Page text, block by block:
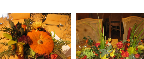
199_l 40 jarig
bestaan BFAS
200_l 40 jarig
bestaan BFAS